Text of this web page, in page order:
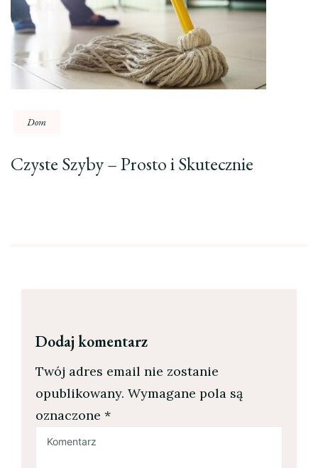
Dom
Czyste Szyby – Prosto i Skutecznie
Dodaj komentarz
Twój adres email nie zostanie
opublikowany. Wymagane pola są
oznaczone *